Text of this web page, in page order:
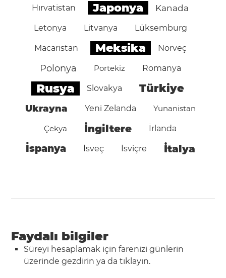
Hırvatistan Japonya Kanada
Letonya Litvanya Lüksemburg
Macaristan Meksika Norveç
Polonya Portekiz Romanya
Rusya Slovakya Türkiye
Ukrayna Yeni Zelanda Yunanistan
Çekya İngiltere İrlanda
İspanya İsveç İsviçre İtalya
Faydalı bilgiler
Süreyi hesaplamak için farenizi günlerin
üzerinde gezdirin ya da tıklayın.